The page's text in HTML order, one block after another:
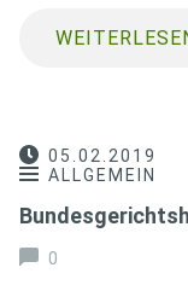
05.02.2019
ALLGEMEIN
0